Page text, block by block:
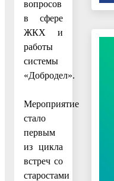
вопросов
в сфере
ЖКХ и
работы
системы
«Добродел».
Мероприятие
стало
первым
из цикла
встреч со
старостами